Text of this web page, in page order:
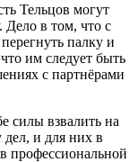
Тельцов могут
Дело в том, что с
палку и
им следует быть
с партнёрами
силы взвалить на
дел, и для них в
профессиональной